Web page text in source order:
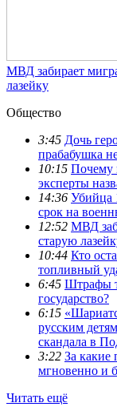
МВД забирает
лазейку
Общество
3:45 Дочь
прабабушка
10:15 Почему
эксперты
14:36 Убийца
срок на
12:52 МВД
старую
10:44 Кто
топливный
6:45 Штрафы
государство?
6:15
русским
скандала в
3:22 За какие
мгновенно и
Читать ещё